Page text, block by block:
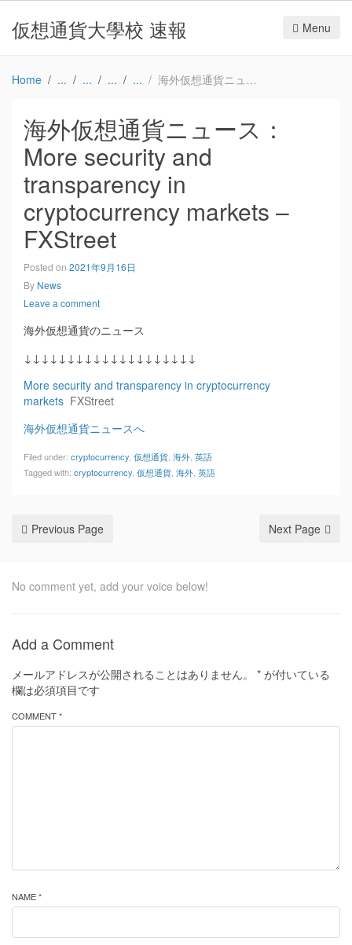
仮想通貨大學校 速報 Menu
Home 海外仮想通貨ニュース：More security and transparency in cryptocurrency markets – FXStreet
海外仮想通貨ニュース：
More security and
transparency in
cryptocurrency markets –
FXStreet
Posted on 2021年9月16日
By News
Leave a comment
海外仮想通貨のニュース
↓↓↓↓↓↓↓↓↓↓↓↓↓↓↓↓↓↓↓↓
More security and transparency in cryptocurrency
markets FXStreet
海外仮想通貨ニュースへ
Filed under: cryptocurrency 仮想通貨 海外 英語
Tagged with: cryptocurrency 仮想通貨 海外 英語
Previous Page Next Page
No comment yet, add your voice below!
Add a Comment
メールアドレスが公開されることはありません。 * が付いている
欄は必須項目です
COMMENT *
NAME *